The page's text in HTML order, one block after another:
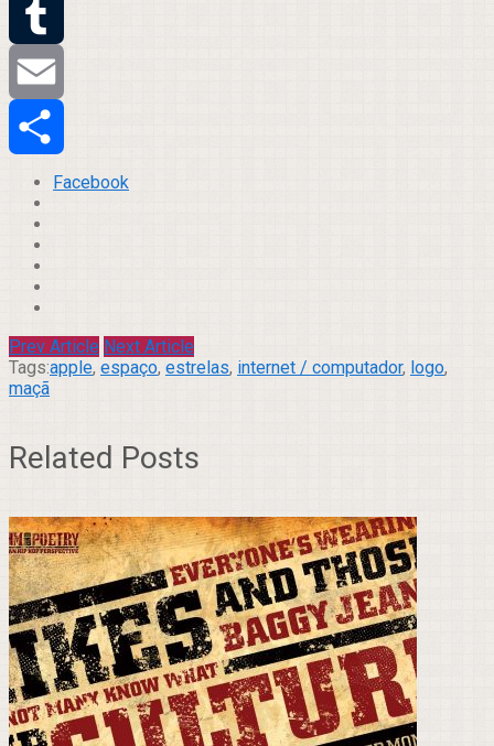
Twitter
Tumblr
Email
Compartilhar
Facebook
Prev Article Next Article
Tags:apple, espaço, estrelas, internet / computador, logo,
maçã
Related Posts